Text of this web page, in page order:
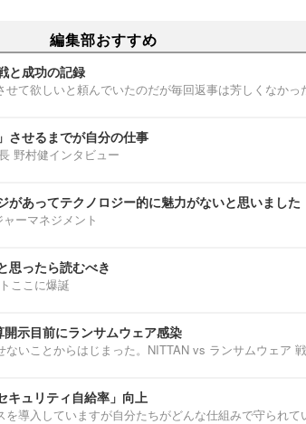
編集部おすすめ
と成功の記録
て欲しいと頼んでいたのだが毎回返事は芳しくなかっ
させるまでが自分の仕事
野村健インタビュー
があってテクノロジー的に魅力がないと思いました
ーマネジメント
思ったら読むべき
ここに爆誕
示目前にランサムウェア感染
いことからはじまった。NITTAN vs ランサムウェア
キュリティ自給率」向上
導入していますが自分たちがどんな仕組みで守られ